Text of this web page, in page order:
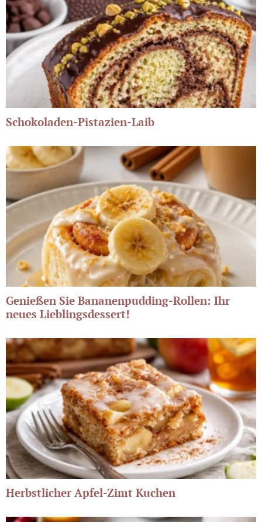
Schokoladen-Pistazien-Laib
Genießen Sie Bananenpudding-Rollen: Ihr
neues Lieblingsdessert!
Herbstlicher Apfel-Zimt Kuchen